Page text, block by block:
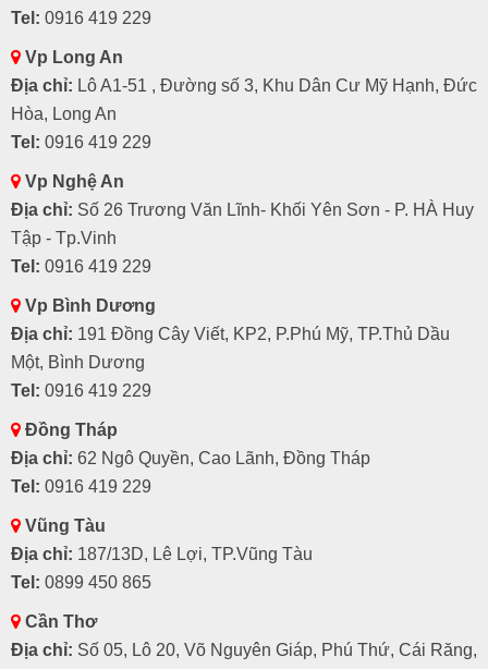
Tel: 0916 419 229
Vp Long An
Địa chỉ: Lô A1-51 , Đường số 3, Khu Dân Cư Mỹ Hạnh, Đức
Hòa, Long An
Tel: 0916 419 229
Vp Nghệ An
Địa chỉ: Số 26 Trương Văn Lĩnh- Khối Yên Sơn - P. HÀ Huy
Tập - Tp.Vinh
Tel: 0916 419 229
Vp Bình Dương
Địa chỉ: 191 Đồng Cây Viết, KP2, P.Phú Mỹ, TP.Thủ Dầu
Một, Bình Dương
Tel: 0916 419 229
Đồng Tháp
Địa chỉ: 62 Ngô Quyền, Cao Lãnh, Đồng Tháp
Tel: 0916 419 229
Vũng Tàu
Địa chỉ: 187/13D, Lê Lợi, TP.Vũng Tàu
Tel: 0899 450 865
Cần Thơ
Địa chỉ: Số 05, Lô 20, Võ Nguyên Giáp, Phú Thứ, Cái Răng,